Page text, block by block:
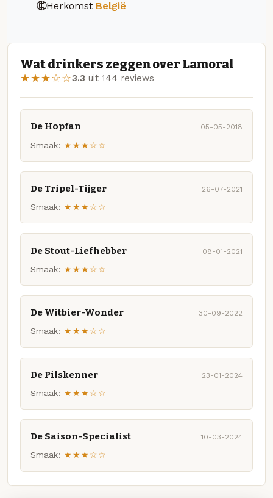
Herkomst België
Wat drinkers zeggen over Lamoral
★★★☆☆3.3 uit 144 reviews
De Hopfan 05-05-2018
Smaak: ★★★☆☆
De Tripel-Tijger 26-07-2021
Smaak: ★★★☆☆
De Stout-Liefhebber 08-01-2021
Smaak: ★★★☆☆
De Witbier-Wonder 30-09-2022
Smaak: ★★★☆☆
De Pilskenner 23-01-2024
Smaak: ★★★☆☆
De Saison-Specialist 10-03-2024
Smaak: ★★★☆☆